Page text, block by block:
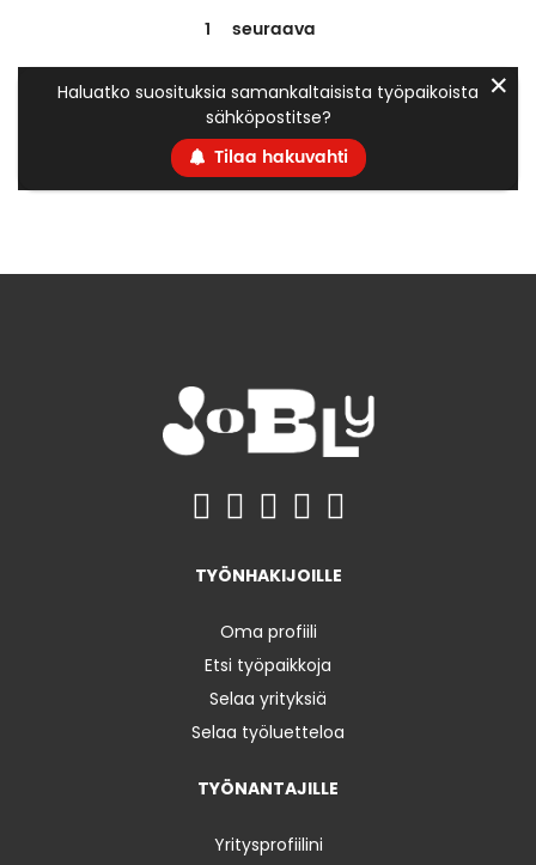
1 seuraava
Haluatko suosituksia samankaltaisista työpaikoista
sähköpostitse?
Tilaa hakuvahti
✕
TYÖNHAKIJOILLE
Oma profiili
Etsi työpaikkoja
Selaa yrityksiä
Selaa työluetteloa
TYÖNANTAJILLE
Yritysprofiilini